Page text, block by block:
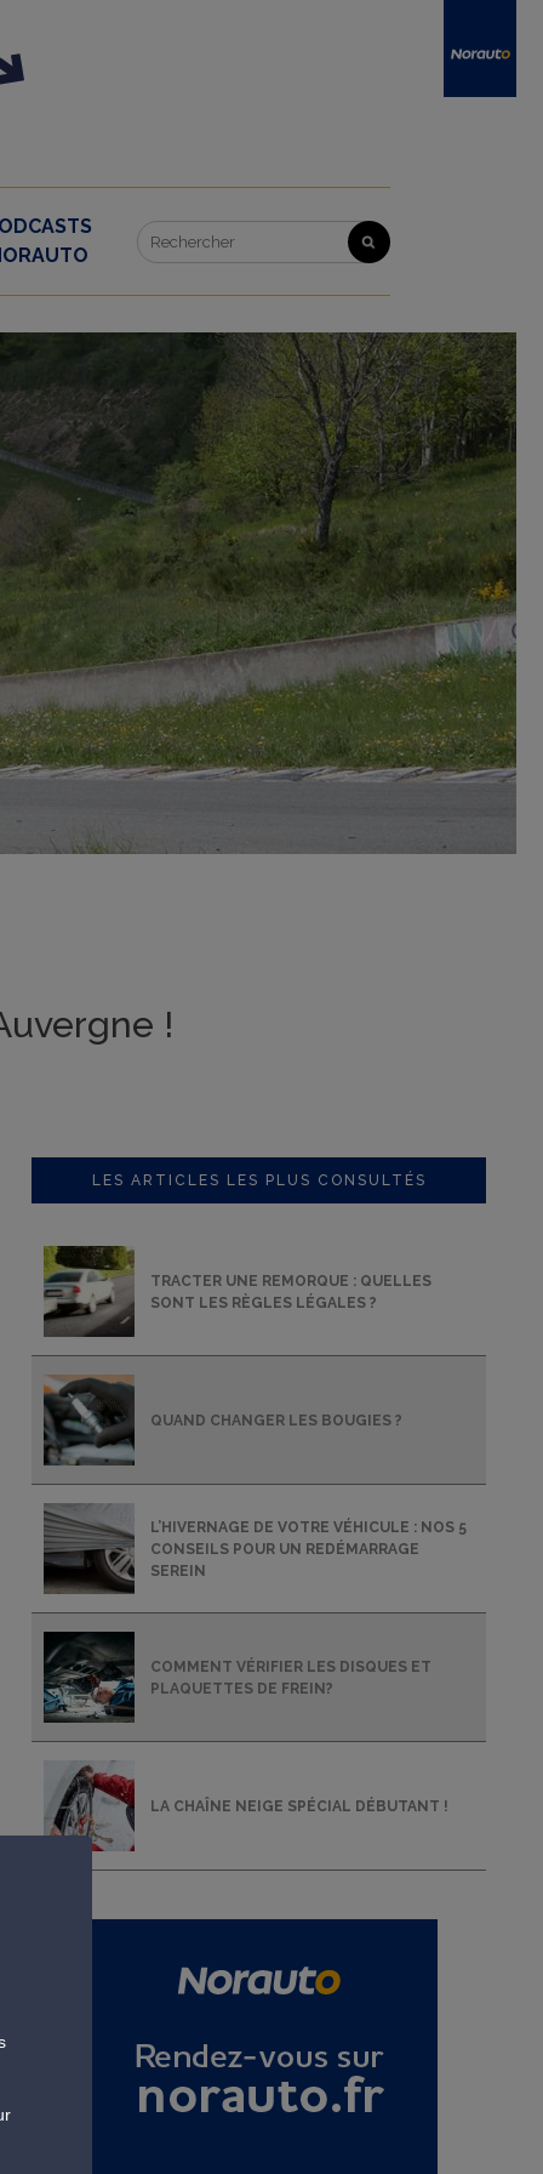
!
LES ARTICLES LES PLUS CONSULTÉS
TRACTER UNE REMORQUE : QUELLES
SONT LES RÈGLES LÉGALES ?
QUAND CHANGER LES BOUGIES ?
L’HIVERNAGE DE VOTRE VÉHICULE : NOS 5
CONSEILS POUR UN REDÉMARRAGE
SEREIN
COMMENT VÉRIFIER LES DISQUES ET
PLAQUETTES DE FREIN?
LA CHAÎNE NEIGE SPÉCIAL DÉBUTANT !